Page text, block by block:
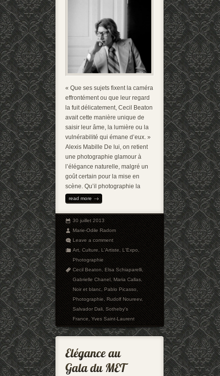
« Que ses sujets fixent la caméra
effrontément ou que leur regard
la fuit délicatement, Cecil Beaton
avait cette manière unique de
saisir leur âme, la lumière ou la
vulnérabilité qui émane d’eux. »
Alexis Mabille De lui, on retient
une photographie glamour à
l’élégance naturelle, malgré un
goût certain pour la mise en
scène. Qu’il photographie la
read more
30 juillet 2013
Marie-Odile Radom
Leave a comment
Art,Culture,L'Artiste,L'Expo,
Photographie
Cecil Beaton,Elsa Schiaparelli,
Gabrielle Chanel,Maria Callas,
Noir et blanc,Pablo Picasso,
Photographie,Rudolf Noureev,
Salvador Dali,Sotheby's
France,Yves Saint-Laurent